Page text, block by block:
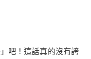
吧！這話真的沒有誇